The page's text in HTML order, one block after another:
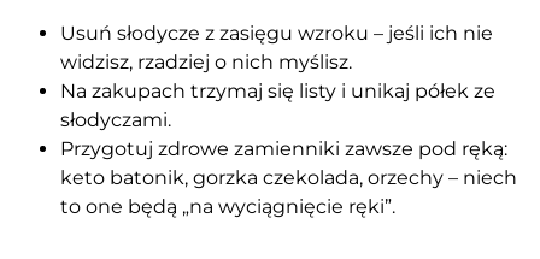
Usuń słodycze z zasięgu wzroku – jeśli ich nie
widzisz, rzadziej o nich myślisz.
Na zakupach trzymaj się listy i unikaj półek ze
słodyczami.
Przygotuj zdrowe zamienniki zawsze pod ręką:
keto batonik, gorzka czekolada, orzechy – niech
to one będą „na wyciągnięcie ręki”.